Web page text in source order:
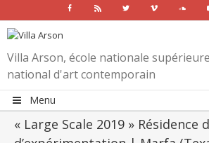
Facebook Rss Twitter Vimeo
Villa Arson, école nationale
national d'art contemporain
Menu
« Large Scale 2019 » Résidence